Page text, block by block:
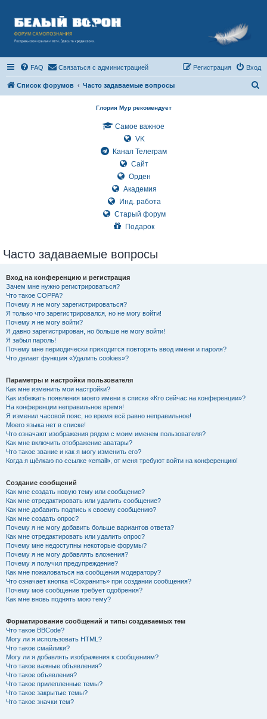
FAQ Связаться с администрацией Вход
Регистрация
Список форумов Часто задаваемые вопросы
Глория Мур рекомендует
Самое важное
VK
Канал Телеграм
Сайт
Орден
Академия
Инд. работа
Старый форум
Подарок
Часто задаваемые вопросы
Вход на конференцию и регистрация
Зачем мне нужно регистрироваться?
Что такое COPPA?
Почему я не могу зарегистрироваться?
Я только что зарегистрировался, но не могу войти!
Почему я не могу войти?
Я давно зарегистрирован, но больше не могу войти!
Я забыл пароль!
Почему мне периодически приходится повторять ввод имени и пароля?
Что делает функция «Удалить cookies»?
Параметры и настройки пользователя
Как мне изменить мои настройки?
Как избежать появления моего имени в списке «Кто сейчас на конференции»?
На конференции неправильное время!
Я изменил часовой пояс, но время всё равно неправильное!
Моего языка нет в списке!
Что означают изображения рядом с моим именем пользователя?
Как мне включить отображение аватары?
Что такое звание и как я могу изменить его?
Когда я щёлкаю по ссылке «email», от меня требуют войти на конференцию!
Создание сообщений
Как мне создать новую тему или сообщение?
Как мне отредактировать или удалить сообщение?
Как мне добавить подпись к своему сообщению?
Как мне создать опрос?
Почему я не могу добавить больше вариантов ответа?
Как мне отредактировать или удалить опрос?
Почему мне недоступны некоторые форумы?
Почему я не могу добавлять вложения?
Почему я получил предупреждение?
Как мне пожаловаться на сообщения модератору?
Что означает кнопка «Сохранить» при создании сообщения?
Почему моё сообщение требует одобрения?
Как мне вновь поднять мою тему?
Форматирование сообщений и типы создаваемых тем
Что такое BBCode?
Могу ли я использовать HTML?
Что такое смайлики?
Могу ли я добавлять изображения к сообщениям?
Что такое важные объявления?
Что такое объявления?
Что такое прилепленные темы?
Что такое закрытые темы?
Что такое значки тем?